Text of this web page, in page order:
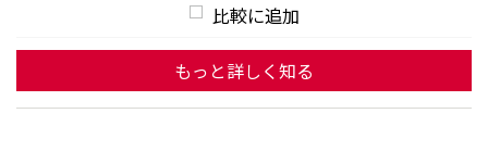
比較に追加
もっと詳しく知る